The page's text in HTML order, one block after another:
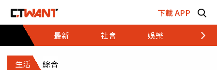
下載 APP
最新
社會 娛樂 財經
生活 綜合